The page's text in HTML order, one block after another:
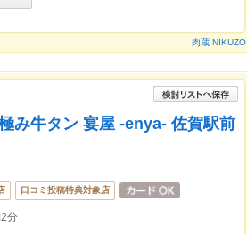
肉蔵 NIKUZO
み牛タン 宴屋 -enya- 佐賀駅前
口コミ投稿特典対象店
分